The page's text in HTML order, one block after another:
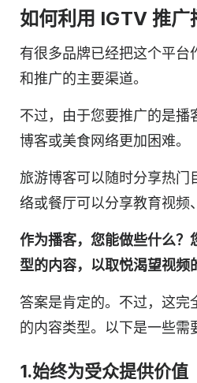
如何利用 IGTV 推广
有很多品牌已经把这个平台
和推广的主要渠道。
不过，由于您要推广的是播
博客或美食网络更加困难。
旅游博客可以随时分享热门
络或餐厅可以分享教育视频
作为播客，您能做些什么？
型的内容，以取悦渴望视频
答案是肯定的。不过，这完
的内容类型。以下是一些需
1.始终为受众提供价值